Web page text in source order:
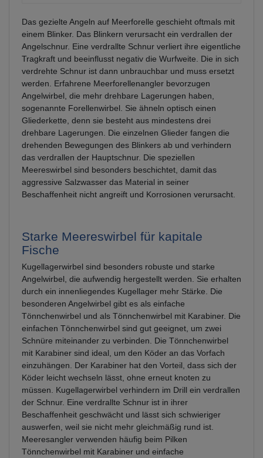
Das gezielte Angeln auf Meerforelle geschieht oftmals mit
einem Blinker. Das Blinkern verursacht ein verdrallen der
Angelschnur. Eine verdrallte Schnur verliert ihre eigentliche
Tragkraft und beeinflusst negativ die Wurfweite. Die in sich
verdrehte Schnur ist dann unbrauchbar und muss ersetzt
werden. Erfahrene Meerforellenangler bevorzugen
Angelwirbel, die mehr drehbare Lagerungen haben,
sogenannte Forellenwirbel. Sie ähneln optisch einen
Gliederkette, denn sie besteht aus mindestens drei
drehbare Lagerungen. Die einzelnen Glieder fangen die
drehenden Bewegungen des Blinkers ab und verhindern
das verdrallen der Hauptschnur. Die speziellen
Meereswirbel sind besonders beschichtet, damit das
aggressive Salzwasser das Material in seiner
Beschaffenheit nicht angreift und Korrosionen verursacht.
Starke Meereswirbel für kapitale
Fische
Kugellagerwirbel sind besonders robuste und starke
Angelwirbel, die aufwendig hergestellt werden. Sie erhalten
durch ein innenliegendes Kugellager mehr Stärke. Die
besonderen Angelwirbel gibt es als einfache
Tönnchenwirbel und als Tönnchenwirbel mit Karabiner. Die
einfachen Tönnchenwirbel sind gut geeignet, um zwei
Schnüre miteinander zu verbinden. Die Tönnchenwirbel
mit Karabiner sind ideal, um den Köder an das Vorfach
einzuhängen. Der Karabiner hat den Vorteil, dass sich der
Köder leicht wechseln lässt, ohne erneut knoten zu
müssen. Kugellagerwirbel verhindern im Drill ein verdrallen
der Schnur. Eine verdrallte Schnur ist in ihrer
Beschaffenheit geschwächt und lässt sich schwieriger
auswerfen, weil sie nicht mehr gleichmäßig rund ist.
Meeresangler verwenden häufig beim Pilken
Tönnchenwirbel mit Karabiner und einfache